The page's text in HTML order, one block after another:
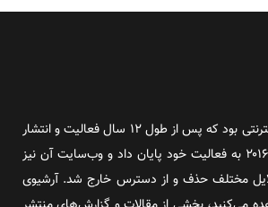
روز آنلاین روزنامه‌ای اینترنتی بود که پس از طول ۱۲ سال فعالیت و انتشار
۲۵۰۰ شماره، در سال ۲۰۱۶ به فعالیت خود پایان داد و وب‌سایت آن نیز
مختلف حذف و از دسترس خارج شد. آرشیوی